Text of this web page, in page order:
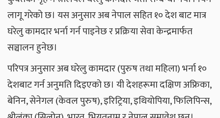
लागू गरेको छ। यस अनुसार अब नेपाल सहित १० देश बाट मात्र
घरेलु कामदार भर्ना गर्न पाइनेछ र प्रक्रिया सेवा केन्द्रमार्फत
सञ्चालन हुनेछ।
परिपत्र अनुसार अब घरेलु कामदार (पुरुष तथा महिला) भर्ना १०
देशबाट गर्न अनुमति दिइएको छ। यी देशहरूमा दक्षिण अफ्रिका,
बेनिन, सेनेगल (केवल पुरुष), इरिट्रिया, इथियोपिया, फिलिपिन्स,